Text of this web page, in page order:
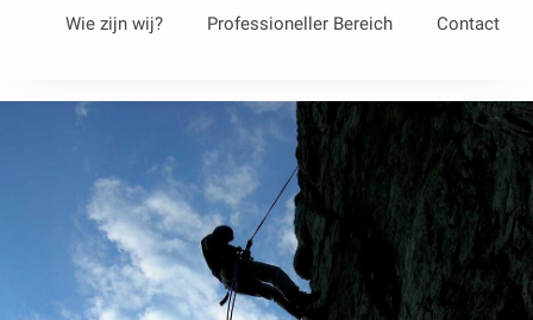
principal
Wie zijn wij? Professioneller Bereich Contact